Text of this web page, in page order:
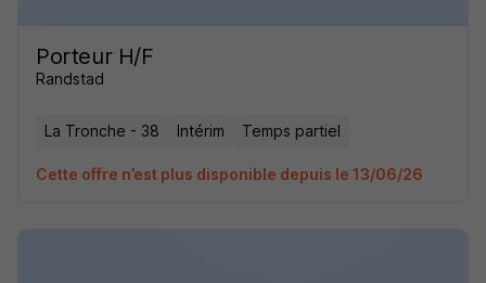
Porteur H/F
Randstad
La Tronche - 38 Intérim Temps partiel
Cette offre n’est plus disponible depuis le 13/06/26